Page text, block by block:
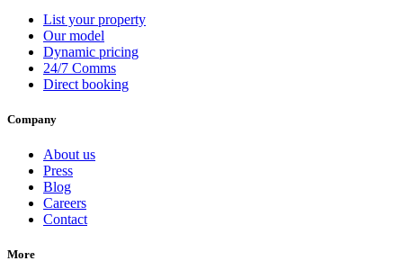
List your property
Our model
Dynamic pricing
24/7 Comms
Direct booking
Company
About us
Press
Blog
Careers
Contact
More